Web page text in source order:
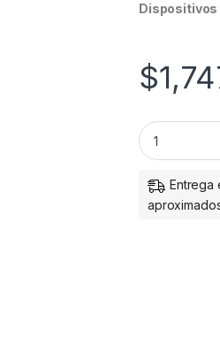
Dispositivos
$
BRAZO DE
Entrega